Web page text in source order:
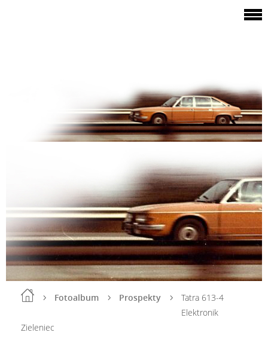
Fotoalbum Prospekty
Tatra 613-4
Elektronik
Zieleniec